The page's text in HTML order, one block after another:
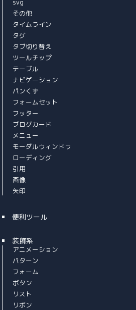
svg
その他
タイムライン
タグ
タブ切り替え
ツールチップ
テーブル
ナビゲーション
パンくず
フォームセット
フッター
ブログカード
メニュー
モーダルウィンドウ
ローディング
引用
画像
矢印
便利ツール
装飾系
アニメーション
パターン
フォーム
ボタン
リスト
リボン